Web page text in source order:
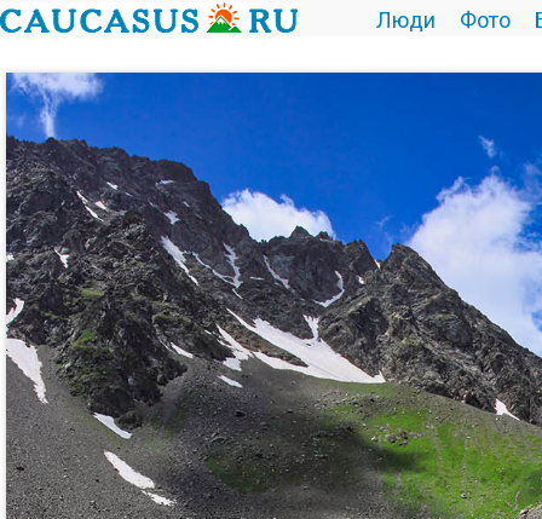
Люди Фото